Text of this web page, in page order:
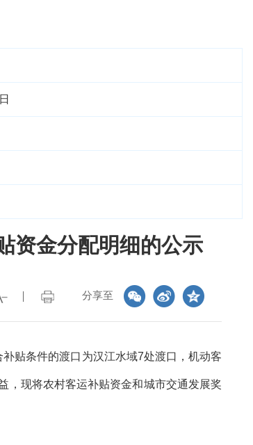
资金分配明细的公示
分享至
贴条件的渡口为汉江水域7处渡口，机动客
，现将农村客运补贴资金和城市交通发展奖